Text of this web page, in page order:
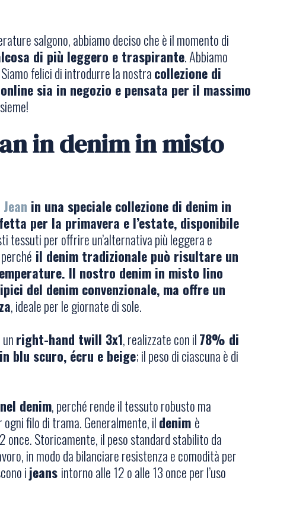
salgono, abbiamo deciso che è il momento di
di più leggero e traspirante. Abbiamo
felici di introdurre la nostracollezione di
sia in negozio e pensata per il massimo
in denim in misto
in una speciale collezione di denim in
per la primavera e l’estate, disponibile
tessuti per offrire un’alternativa più leggera e
il denim tradizionale può risultare un
Il nostro denim in misto lino
del denim convenzionale, ma offre un
, ideale per le giornate di sole.
right-hand twill 3x1, realizzate con il78% di
blu scuro, écru e beige; il peso di ciascuna è di
denim, perché rende il tessuto robusto ma
filo di trama. Generalmente, ildenim è
once. Storicamente, il peso standard stabilito da
in modo da bilanciare resistenza e comodità per
ijeans intorno alle 12 o alle 13 once per l’uso